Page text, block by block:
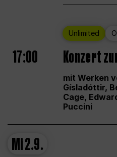
Unlimited
17:00 Konzert
mit Werken
Gísladóttir,
Cage,
Puccini
Mi2.9.